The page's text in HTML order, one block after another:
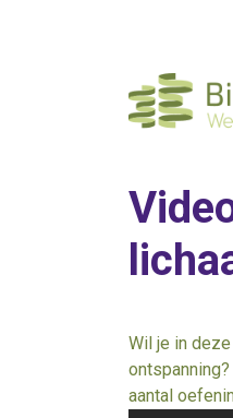
Wil je in
aantal